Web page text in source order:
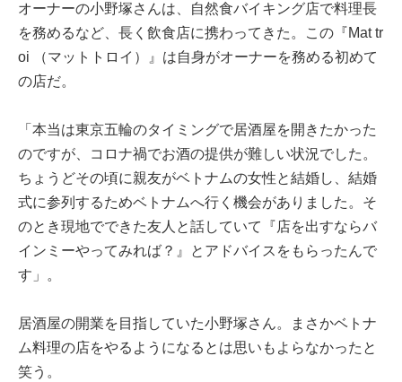
オーナーの小野塚さんは、自然食バイキング店で料理長
を務めるなど、長く飲食店に携わってきた。この『Mat tr
oi （マットトロイ）』は自身がオーナーを務める初めて
の店だ。
「本当は東京五輪のタイミングで居酒屋を開きたかった
のですが、コロナ禍でお酒の提供が難しい状況でした。
ちょうどその頃に親友がベトナムの女性と結婚し、結婚
式に参列するためベトナムへ行く機会がありました。そ
のとき現地でできた友人と話していて『店を出すならバ
インミーやってみれば？』とアドバイスをもらったんで
す」。
居酒屋の開業を目指していた小野塚さん。まさかベトナ
ム料理の店をやるようになるとは思いもよらなかったと
笑う。